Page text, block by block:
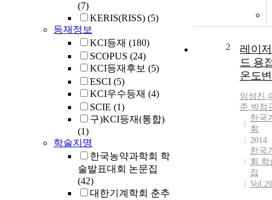
(7)
KERIS(RISS) (5)
등재정보
KCI등재 (180)
SCOPUS (24)
KCI등재후보 (5)
ESCI (5)
KCI우수등재 (4)
SCIE (1)
구)KCI등재(통합)
(1)
학술지명
한국농약과학회 학
술발표대회 논문집
(42)
대한기계학회 춘추
2
레이
드 용
온도
임성진 ,
준,박점
한국
회
2014
한국
회 학
집